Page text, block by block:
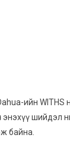
ийн WITHS
энэхүү шийдэл
байна.